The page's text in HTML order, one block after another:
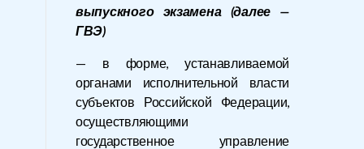
выпускного экзамена (далее —
ГВЭ)
— в форме, устанавливаемой
органами исполнительной власти
субъектов Российской Федерации,
осуществляющими
государственное управление